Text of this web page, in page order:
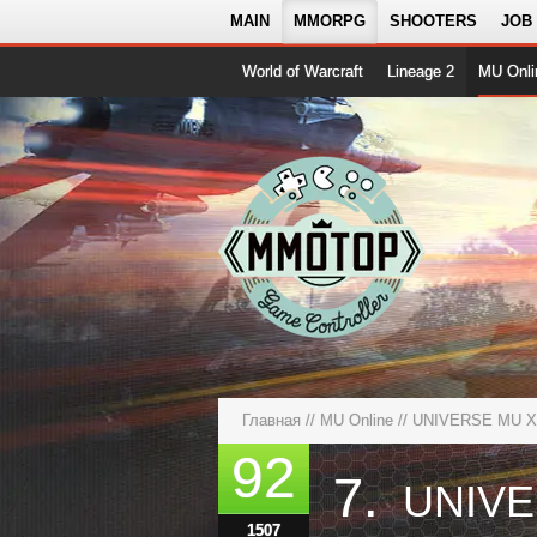
MAIN MMORPG SHOOTERS JOB
World of Warcraft Lineage 2 MU
Главная // MU Online // UNIVERSE MU
92
1507
7.